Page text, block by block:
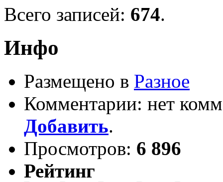
Всего записей: 674.
Инфо
Размещено в Разное
Комментарии: нет
Добавить.
Просмотров: 6 896
Рейтинг